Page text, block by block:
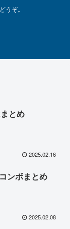
うぞ。
とめ
2025.02.16
ンボまとめ
2025.02.08